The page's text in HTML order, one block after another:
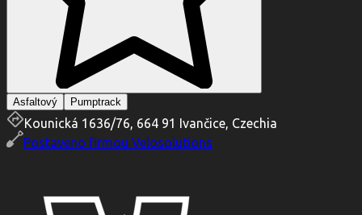
Asfaltový Pumptrack
Kounická 1636/76, 664 91 Ivančice, Czechia
Postaveno firmou Velosolutions